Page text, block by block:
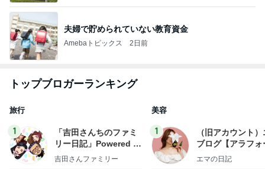
夫婦で貯められていない教育資金
Amebaトピックス 2日前
トップブロガーランキング
旅行
1
「吉田さんちのファミ
リー日記」Powered b
y Ameba 吉田さんファ
吉田さんファミリー
美容
1
（旧アカウント
ブログ【アラフォ
社売却セカンドラ
エマの日記